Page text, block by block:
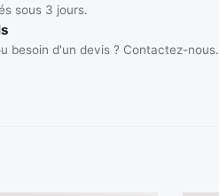
sous 3 jours.
besoin d'un devis ? Contactez-nous.